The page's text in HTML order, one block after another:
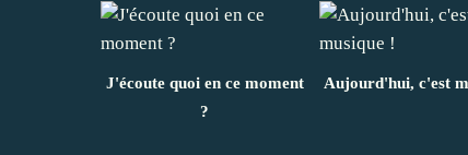
J'écoute quoi en ce moment
?
Aujourd'hui, c'est